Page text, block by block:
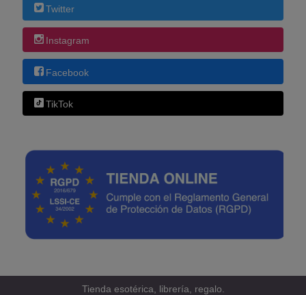
Twitter
Instagram
Facebook
TikTok
Tienda esotérica, librería, regalo.